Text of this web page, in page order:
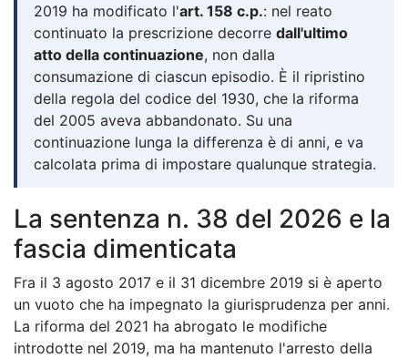
2019 ha modificato l'art. 158 c.p.: nel reato
continuato la prescrizione decorre dall'ultimo
atto della continuazione, non dalla
consumazione di ciascun episodio. È il ripristino
della regola del codice del 1930, che la riforma
del 2005 aveva abbandonato. Su una
continuazione lunga la differenza è di anni, e va
calcolata prima di impostare qualunque strategia.
La sentenza n. 38 del 2026 e la
fascia dimenticata
Fra il 3 agosto 2017 e il 31 dicembre 2019 si è aperto
un vuoto che ha impegnato la giurisprudenza per anni.
La riforma del 2021 ha abrogato le modifiche
introdotte nel 2019, ma ha mantenuto l'arresto della